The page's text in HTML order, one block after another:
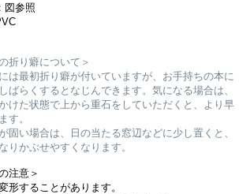
図参照
折り癖について＞
は最初折り癖が付いていますが、お手持ちの本に
ばらくするとなじんできます。気になる場合は、
けた状態で上から重石をしていただくと、より早
す。
固い場合は、日の当たる窓辺などに少し置くと、
りかぶせやすくなります。
注意＞
形することがあります。